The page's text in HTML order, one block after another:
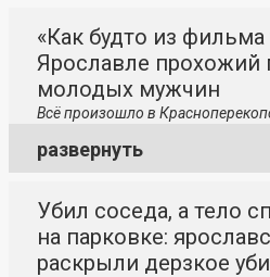
«Как будто из фильма
Ярославле прохожий
молодых мужчин
Всё произошло в
развернуть
Убил соседа, а тело
на парковке:
раскрыли дерзкое